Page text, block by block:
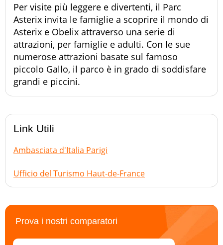
Per visite più leggere e divertenti, il Parc
Asterix invita le famiglie a scoprire il mondo di
Asterix e Obelix attraverso una serie di
attrazioni, per famiglie e adulti. Con le sue
numerose attrazioni basate sul famoso
piccolo Gallo, il parco è in grado di soddisfare
grandi e piccini.
Link Utili
Ambasciata d'Italia Parigi
Ufficio del Turismo Haut-de-France
Prova i nostri comparatori